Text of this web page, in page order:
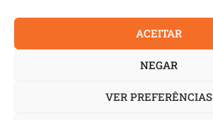
ACEITAR
NEGAR
VER PREFERÊNCIAS